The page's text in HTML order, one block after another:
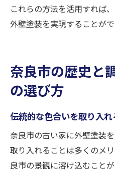
これらの方法を活用すれば
外壁塗装を実現することがで
奈良市の歴史と
の選び方
伝統的な色合いを取り入れ
奈良市の古い家に外壁塗装
取り入れることは多くのメ
良市の景観に溶け込むこと